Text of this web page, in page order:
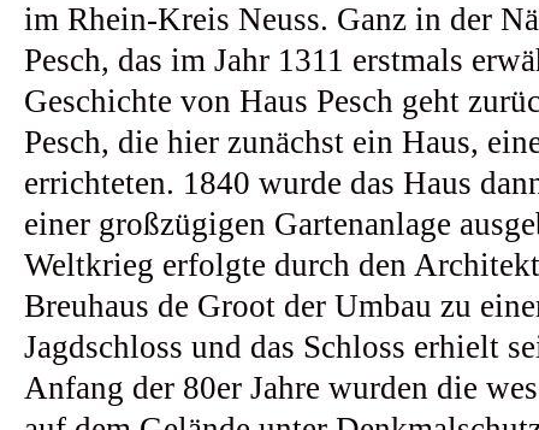
im Rhein-Kreis Neuss. Ganz in der
Pesch, das im Jahr 1311 erstmals
Geschichte von Haus Pesch geht
Pesch, die hier zunächst ein Haus,
errichteten. 1840 wurde das Haus
einer großzügigen Gartenanlage
Weltkrieg erfolgte durch den
Breuhaus de Groot der Umbau zu
Jagdschloss und das Schloss erhielt
Anfang der 80er Jahre wurden die